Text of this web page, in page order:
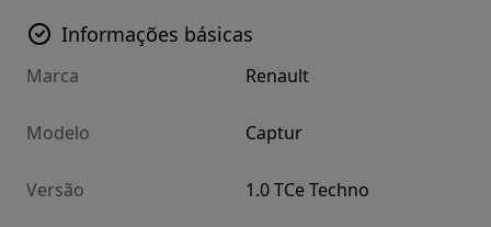
Informações básicas
Marca Renault
Modelo Captur
Versão 1.0 TCe Techno